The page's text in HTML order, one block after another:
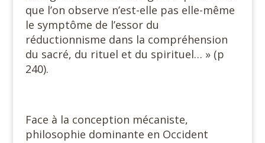
que l’on observe n’est-elle pas elle-même
le symptôme de l’essor du
réductionnisme dans la compréhension
du sacré, du rituel et du spirituel… » (p
240).
Face à la conception mécaniste,
philosophie dominante en Occident